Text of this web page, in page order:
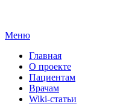
Меню
Главная
О проекте
Пациентам
Врачам
Wiki-статьи